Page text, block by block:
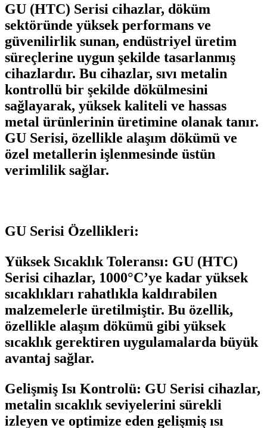
GU (HTC) Serisi cihazlar, döküm
sektöründe yüksek performans ve
güvenilirlik sunan, endüstriyel üretim
süreçlerine uygun şekilde tasarlanmış
cihazlardır. Bu cihazlar, sıvı metalin
kontrollü bir şekilde dökülmesini
sağlayarak, yüksek kaliteli ve hassas
metal ürünlerinin üretimine olanak tanır.
GU Serisi, özellikle alaşım dökümü ve
özel metallerin işlenmesinde üstün
verimlilik sağlar.
GU Serisi Özellikleri:
Yüksek Sıcaklık Toleransı: GU (HTC)
Serisi cihazlar, 1000°C’ye kadar yüksek
sıcaklıkları rahatlıkla kaldırabilen
malzemelerle üretilmiştir. Bu özellik,
özellikle alaşım dökümü gibi yüksek
sıcaklık gerektiren uygulamalarda büyük
avantaj sağlar.
Gelişmiş Isı Kontrolü: GU Serisi cihazlar,
metalin sıcaklık seviyelerini sürekli
izleyen ve optimize eden gelişmiş ısı